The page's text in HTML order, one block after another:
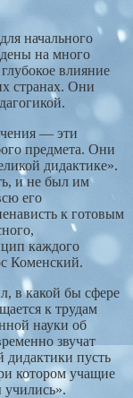
для начального
на много
влияние
странах. Они
— эти
предмета. Они
дидактике».
и не был им
его
к готовым
каждого
Коменский.
в какой бы сфере
к трудам
науки об
звучат
дидактики пусть
котором учащие